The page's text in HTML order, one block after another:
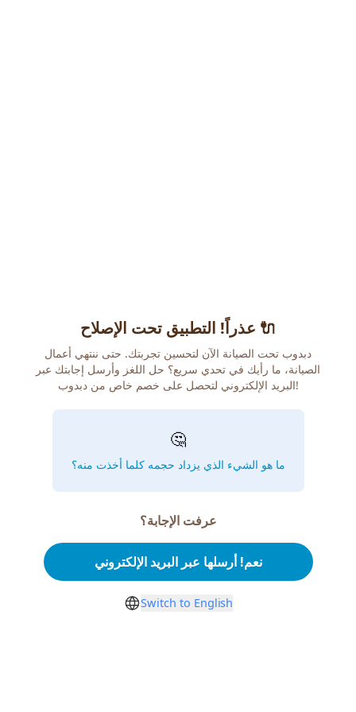
عذراً! التطبيق تحت الإصلاح 🔌
دبدوب تحت الصيانة الآن لتحسين تجربتك. حتى ننتهي أعمال
الصيانة، ما رأيك في تحدي سريع؟ حل اللغز وأرسل إجابتك عبر
البريد الإلكتروني لتحصل على خصم خاص من دبدوب!
🤔
ما هو الشيء الذي يزداد حجمه كلما أخذت منه؟
عرفت الإجابة؟
نعم! أرسلها عبر البريد الإلكتروني
Switch to English